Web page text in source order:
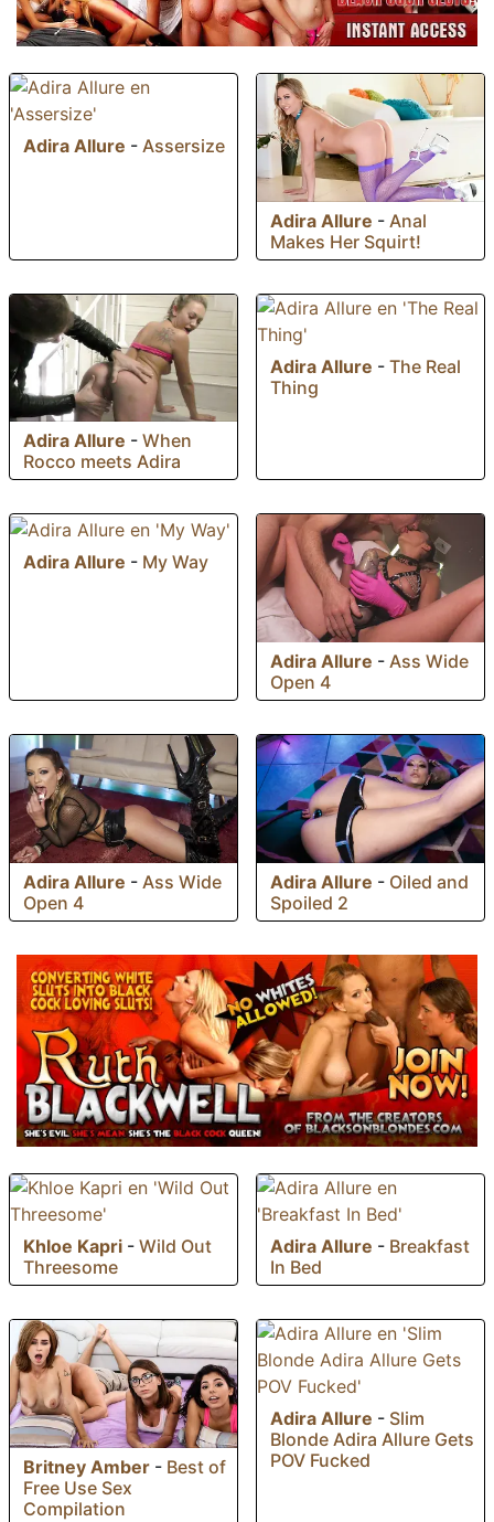
Adira Allure - Assersize
Adira Allure - Anal
Makes Her Squirt!
Adira Allure - When
Rocco meets Adira
Adira Allure - The Real
Thing
Adira Allure - My Way
Adira Allure - Ass Wide
Open 4
Adira Allure - Ass Wide
Open 4
Adira Allure - Oiled and
Spoiled 2
Khloe Kapri - Wild Out
Threesome
Adira Allure - Breakfast
In Bed
Britney Amber - Best of
Free Use Sex
Compilation
Adira Allure - Slim
Blonde Adira Allure Gets
POV Fucked